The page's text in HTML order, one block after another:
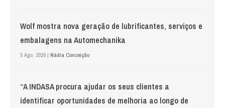
Wolf mostra nova geração de lubrificantes, serviços e
embalagens na Automechanika
5 Ago. 2026 | Nádia Conceição
“A INDASA procura ajudar os seus clientes a
identificar oportunidades de melhoria ao longo de